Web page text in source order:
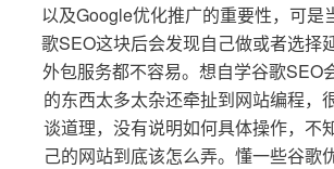
以及Google优化推广的重要性，可是
歌SEO这块后会发现自己做或者选择
外包服务都不容易。想自学谷歌SEO
的东西太多太杂还牵扯到网站编程，
谈道理，没有说明如何具体操作，不
己的网站到底该怎么弄。懂一些谷歌